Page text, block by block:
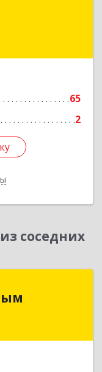
65
2
Республика
соседних
г, Киевская